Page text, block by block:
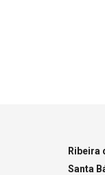
Ribeira
Santa